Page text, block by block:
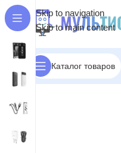
Skip to navigation
Skip to main content
Каталог товаров